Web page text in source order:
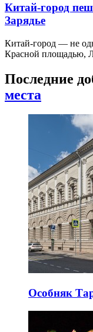
Китай-город
Зарядье
Китай-город — не
Красной площадью,
Последние
места
Особняк